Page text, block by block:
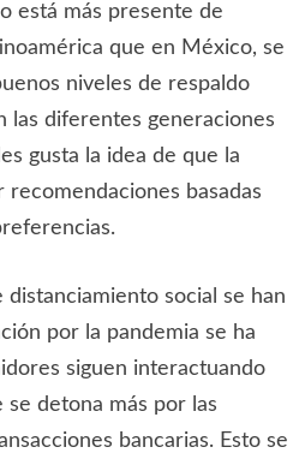
está más presente de
que en México, se
niveles de respaldo
las diferentes generaciones
gusta la idea de que la
basadas
distanciamiento social se han
por la pandemia se ha
siguen interactuando
se detona más por las
bancarias. Esto se